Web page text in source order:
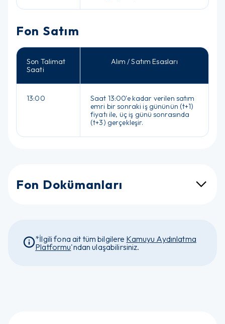
Fon Satım
Son Talimat
Saati
Alım / Satım Esasları
13:00
Saat 13:00'e kadar verilen satım
emri bir sonraki iş gününün (t+1)
fiyatı ile, üç iş günü sonrasında
(t+3) gerçekleşir.
Fon Dokümanları
*İlgili fona ait tüm bilgilere Kamuyu Aydınlatma
Platformu'ndan ulaşabilirsiniz.